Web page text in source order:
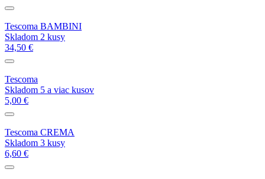
Tescoma BAMBINI
Skladom 2 kusy
34,50 €
Tescoma
Skladom 5 a viac kusov
5,00 €
Tescoma CREMA
Skladom 3 kusy
6,60 €